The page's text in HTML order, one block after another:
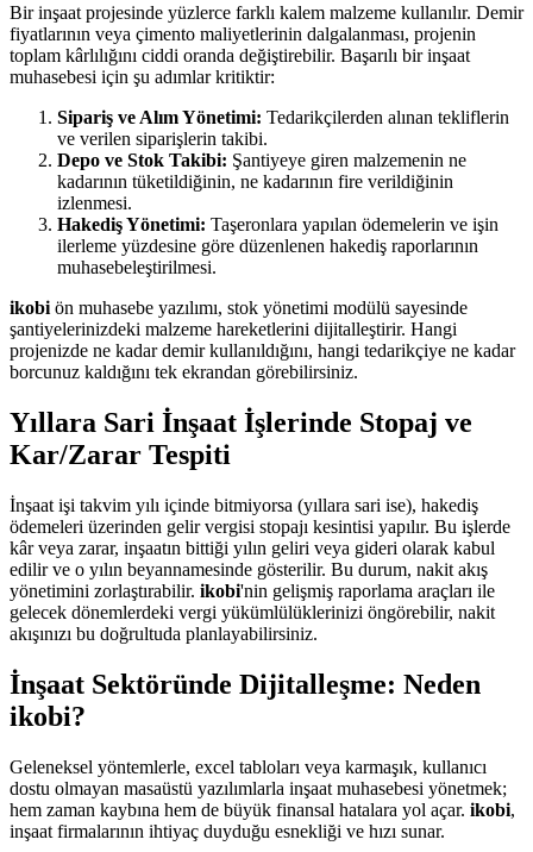
Bir inşaat projesinde yüzlerce farklı kalem malzeme kullanılır. Demir
fiyatlarının veya çimento maliyetlerinin dalgalanması, projenin
toplam kârlılığını ciddi oranda değiştirebilir. Başarılı bir inşaat
muhasebesi için şu adımlar kritiktir:
Sipariş ve Alım Yönetimi: Tedarikçilerden alınan tekliflerin
ve verilen siparişlerin takibi.
Depo ve Stok Takibi: Şantiyeye giren malzemenin ne
kadarının tüketildiğinin, ne kadarının fire verildiğinin
izlenmesi.
Hakediş Yönetimi: Taşeronlara yapılan ödemelerin ve işin
ilerleme yüzdesine göre düzenlenen hakediş raporlarının
muhasebeleştirilmesi.
ikobi ön muhasebe yazılımı, stok yönetimi modülü sayesinde
şantiyelerinizdeki malzeme hareketlerini dijitalleştirir. Hangi
projenizde ne kadar demir kullanıldığını, hangi tedarikçiye ne kadar
borcunuz kaldığını tek ekrandan görebilirsiniz.
Yıllara Sari İnşaat İşlerinde Stopaj ve
Kar/Zarar Tespiti
İnşaat işi takvim yılı içinde bitmiyorsa (yıllara sari ise), hakediş
ödemeleri üzerinden gelir vergisi stopajı kesintisi yapılır. Bu işlerde
kâr veya zarar, inşaatın bittiği yılın geliri veya gideri olarak kabul
edilir ve o yılın beyannamesinde gösterilir. Bu durum, nakit akış
yönetimini zorlaştırabilir. ikobi'nin gelişmiş raporlama araçları ile
gelecek dönemlerdeki vergi yükümlülüklerinizi öngörebilir, nakit
akışınızı bu doğrultuda planlayabilirsiniz.
İnşaat Sektöründe Dijitalleşme: Neden
ikobi?
Geleneksel yöntemlerle, excel tabloları veya karmaşık, kullanıcı
dostu olmayan masaüstü yazılımlarla inşaat muhasebesi yönetmek;
hem zaman kaybına hem de büyük finansal hatalara yol açar. ikobi,
inşaat firmalarının ihtiyaç duyduğu esnekliği ve hızı sunar.